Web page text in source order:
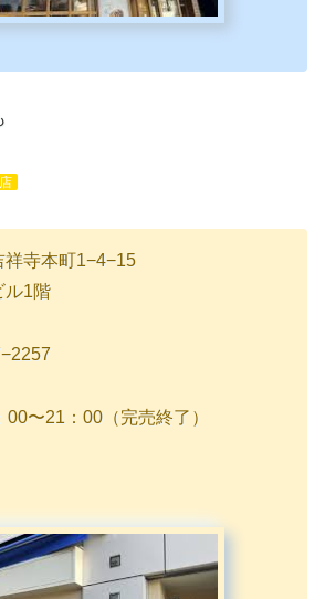
寺本町1−4−15
ル1階
21：00（完売終了）